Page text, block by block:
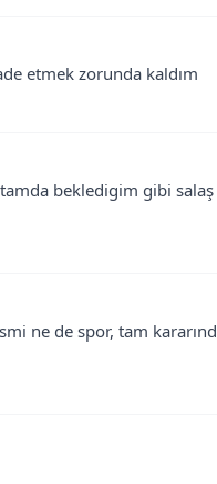
etmek zorunda kaldım
bekledigim gibi
ne de spor, tam